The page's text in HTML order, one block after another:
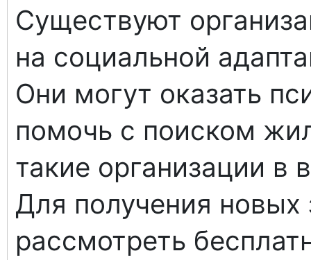
Существуют
на социальной
Они могут оказать
помочь с поиском
такие организации в
Для получения
рассмотреть